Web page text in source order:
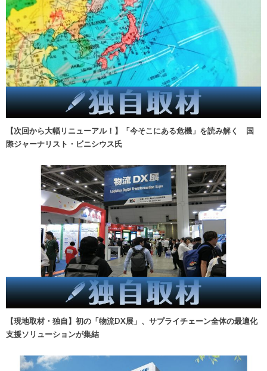
【次回から大幅リニューアル！】「今そこにある危機」を読み解く 国
際ジャーナリスト・ビニシウス氏
【現地取材・独自】初の「物流DX展」、サプライチェーン全体の最適化
支援ソリューションが集結